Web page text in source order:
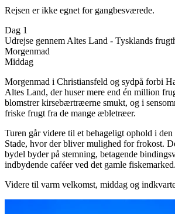
Rejsen er ikke egnet for gangbesværede.
Dag 1
Udrejse gennem Altes Land - Tysklands
Morgenmad
Middag
Morgenmad i Christiansfeld og sydpå forbi
Altes Land, der huser mere end én million
blomstrer kirsebærtræerne smukt, og i
friske frugt fra de mange æbletræer.
Turen går videre til et behageligt ophold i den
Stade, hvor der bliver mulighed for frokost.
bydel byder på stemning, betagende
indbydende caféer ved det gamle fiskemarked.
Videre til varm velkomst, middag og